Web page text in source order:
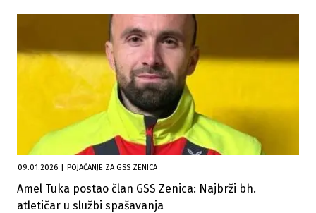
09.01.2026 POJAČANJE ZA GSS ZENICA
Amel Tuka postao član GSS Zenica: Najbrži bh.
atletičar u službi spašavanja